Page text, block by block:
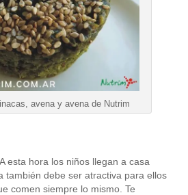
avena y avena de Nutrim
esta hora los niños llegan a casa
también debe ser atractiva para ellos
comen siempre lo mismo. Te